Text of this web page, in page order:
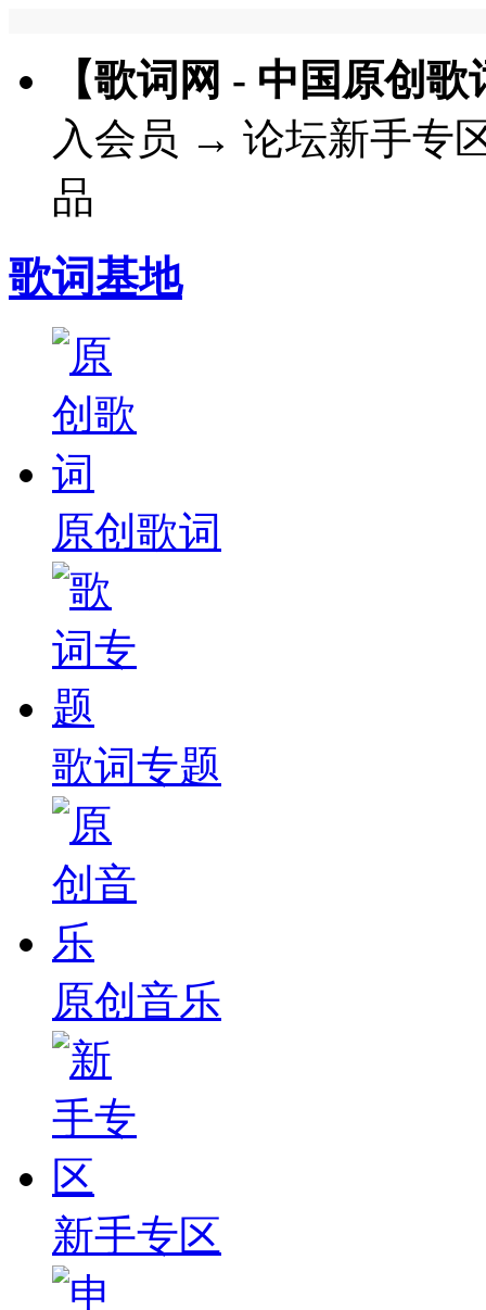
【歌词网 - 中国原创
入会员 → 论坛新手专
品
歌词基地
原创歌词
歌词专题
原创音乐
新手专区